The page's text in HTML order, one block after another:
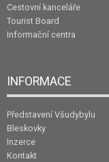
Cestovní kanceláře
Tourist Board
Informační centra
INFORMACE
Představení Všudybylu
Bleskovky
Inzerce
Kontakt